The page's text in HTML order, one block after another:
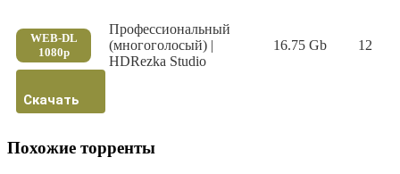
WEB-DL
1080p
Профессиональный
(многоголосый) |
HDRezka Studio
16.75 Gb 12
Скачать
Похожие торренты